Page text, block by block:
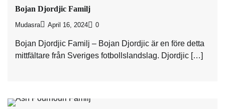
Bojan Djordjic Familj
Mudasra April 16, 2024 0
Bojan Djordjic Familj – Bojan Djordjic är en före detta
mittfältare från Sveriges fotbollslandslag. Djordjic […]